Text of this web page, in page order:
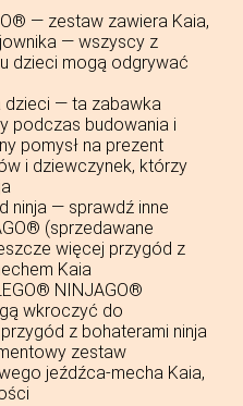
— zestaw zawiera Kaia,
— wszyscy z
dzieci mogą odgrywać
dzieci — ta zabawka
podczas budowania i
pomysł na prezent
i dziewczynek, którzy
ninja — sprawdź inne
(sprzedawane
więcej przygód z
Kaia
NINJAGO®
wkroczyć do
z bohaterami ninja
zestaw
jeźdźca-mecha Kaia,